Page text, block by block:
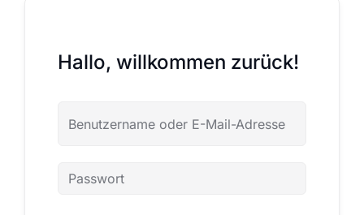
Hallo, willkommen zurück!